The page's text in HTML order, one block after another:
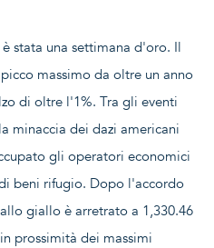
stata una settimana d'oro. Il
massimo da oltre un anno
di oltre l'1%. Tra gli eventi
minaccia dei dazi americani
gli operatori economici
beni rifugio. Dopo l'accordo
giallo è arretrato a 1,330.46
prossimità dei massimi